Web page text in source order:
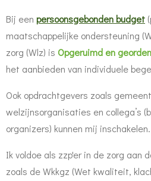
Bij een persoonsgebonden budget
maatschappelijke ondersteuning
zorg (Wlz) is Opgeruimd en
het aanbieden van individuele
Ook opdrachtgevers zoals
welzijnsorganisaties en collega’s
organizers) kunnen mij inschakelen.
Ik voldoe als zzp'er in de zorg aan
zoals de Wkkgz (Wet kwaliteit,